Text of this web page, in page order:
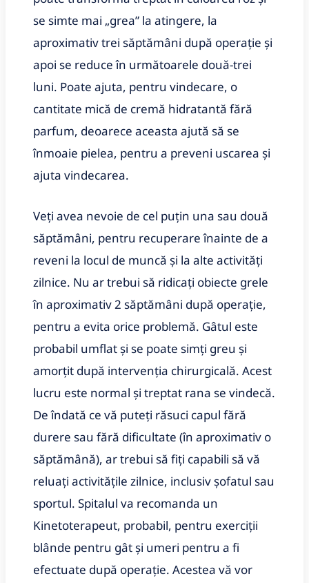
se simte mai „grea” la atingere, la
aproximativ trei săptămâni după operație și
apoi se reduce în următoarele două-trei
luni. Poate ajuta, pentru vindecare, o
cantitate mică de cremă hidratantă fără
parfum, deoarece aceasta ajută să se
înmoaie pielea, pentru a preveni uscarea și
ajuta vindecarea.
Veți avea nevoie de cel puțin una sau două
săptămâni, pentru recuperare înainte de a
reveni la locul de muncă și la alte activități
zilnice. Nu ar trebui să ridicați obiecte grele
în aproximativ 2 săptămâni după operație,
pentru a evita orice problemă. Gâtul este
probabil umflat și se poate simți greu și
amorțit după intervenția chirurgicală. Acest
lucru este normal și treptat rana se vindecă.
De îndată ce vă puteți răsuci capul fără
durere sau fără dificultate (în aproximativ o
săptămână), ar trebui să fiți capabili să vă
reluați activitățile zilnice, inclusiv șofatul sau
sportul. Spitalul va recomanda un
Kinetoterapeut, probabil, pentru exerciții
blânde pentru gât și umeri pentru a fi
efectuate după operație. Acestea vă vor